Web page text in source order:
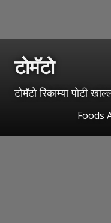
टोमॅटो
टोमॅटो रिकाम्या पोटी
Foods